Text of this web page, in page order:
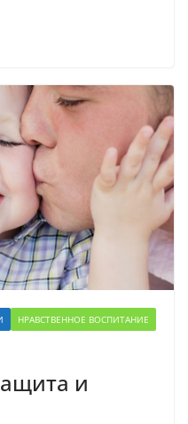
НРАВСТВЕННОЕ ВОСПИТАНИЕ
и